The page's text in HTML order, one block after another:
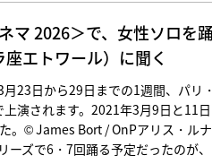
マ 2026＞で、女性ソロを踊
エトワール）に聞く
23日から29日までの1週間、パリ・
演されます。2021年3月9日と11
。© James Bort / OnPアリス・ル
ズで6・7回踊る予定だったのが